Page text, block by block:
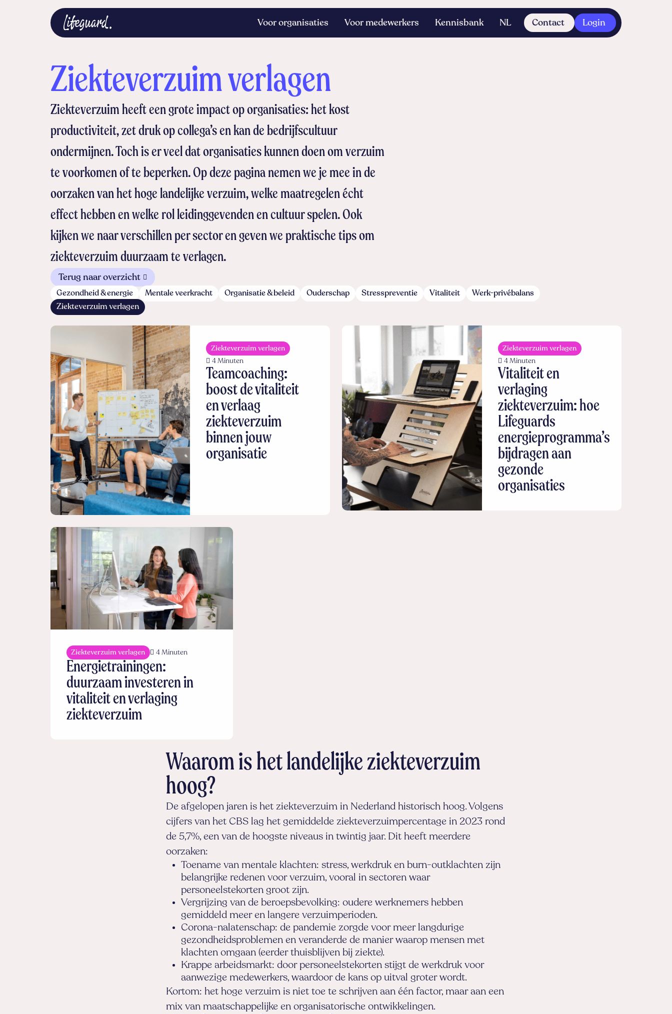
Voor organisaties Voor medewerkers Kennisbank NL Contact Login
Ziekteverzuim verlagen
Ziekteverzuim heeft een grote impact op organisaties: het kost
productiviteit, zet druk op collega’s en kan de bedrijfscultuur
ondermijnen. Toch is er veel dat organisaties kunnen doen om verzuim
te voorkomen of te beperken. Op deze pagina nemen we je mee in de
oorzaken van het hoge landelijke verzuim, welke maatregelen écht
effect hebben en welke rol leidinggevenden en cultuur spelen. Ook
kijken we naar verschillen per sector en geven we praktische tips om
ziekteverzuim duurzaam te verlagen.
Terug naar overzicht
Gezondheid & energie Mentale veerkracht Organisatie & beleid Ouderschap Stresspreventie Vitaliteit
Werk-privébalans
Ziekteverzuim verlagen
Ziekteverzuim verlagen
4 Minuten
Teamcoaching:
boost de vitaliteit
en verlaag
ziekteverzuim
binnen jouw
organisatie
Ziekteverzuim verlagen
4 Minuten
Vitaliteit en
verlaging
ziekteverzuim: hoe
Lifeguards
energieprogramma’s
bijdragen aan
gezonde
organisaties
Ziekteverzuim verlagen 4 Minuten
Energietrainingen:
duurzaam investeren in
vitaliteit en verlaging
ziekteverzuim
Waarom is het landelijke ziekteverzuim
hoog?
De afgelopen jaren is het ziekteverzuim in Nederland historisch hoog. Volgens
cijfers van het CBS lag het gemiddelde ziekteverzuimpercentage in 2023 rond
de 5,7%, een van de hoogste niveaus in twintig jaar. Dit heeft meerdere
oorzaken:
Toename van mentale klachten: stress, werkdruk en burn-outklachten zijn
belangrijke redenen voor verzuim, vooral in sectoren waar
personeelstekorten groot zijn.
Vergrijzing van de beroepsbevolking: oudere werknemers hebben
gemiddeld meer en langere verzuimperioden.
Corona-nalatenschap: de pandemie zorgde voor meer langdurige
gezondheidsproblemen en veranderde de manier waarop mensen met
klachten omgaan (eerder thuisblijven bij ziekte).
Krappe arbeidsmarkt: door personeelstekorten stijgt de werkdruk voor
aanwezige medewerkers, waardoor de kans op uitval groter wordt.
Kortom: het hoge verzuim is niet toe te schrijven aan één factor, maar aan een
mix van maatschappelijke en organisatorische ontwikkelingen.